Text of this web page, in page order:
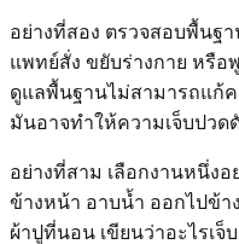
อย่างที่สอง ตรวจสอบพื้นฐ
แพทย์สั่ง ขยับร่างกาย หรือ
ดูแลพื้นฐานไม่สามารถแก้ค
มันอาจทำให้ความเจ็บปวด
อย่างที่สาม เลือกงานหนึ่ง
ข้างหน้า อาบน้ำ ออกไปข้า
ผ้าปูที่นอน เขียนว่าอะไรเ